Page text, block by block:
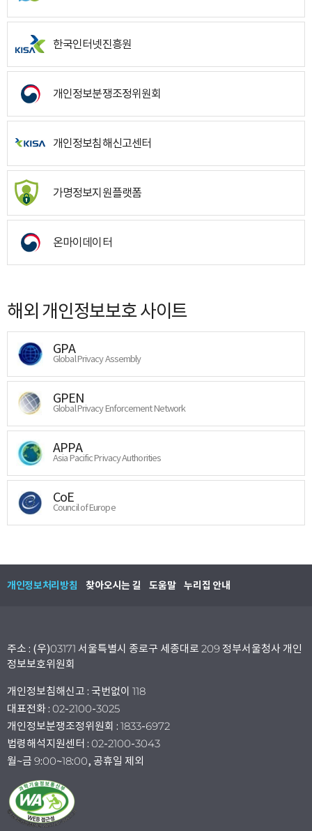
한국인터넷진흥원
개인정보분쟁조정위원회
개인정보침해신고센터
가명정보지원플랫폼
온마이데이터
해외 개인정보보호 사이트
GPA
Global Privacy Assembly
GPEN
Global Privacy Enforcement Network
APPA
Asia Pacific Privacy Authorities
CoE
Council of Europe
개인정보처리방침 찾아오시는 길 도움말 누리집 안내
주소 : (우)03171 서울특별시 종로구 세종대로 209 정부서울청사 개인
정보보호위원회
개인정보침해신고 : 국번없이 118
대표전화 : 02-2100-3025
개인정보분쟁조정위원회 : 1833-6972
법령해석지원센터 : 02-2100-3043
월~금 9:00~18:00, 공휴일 제외